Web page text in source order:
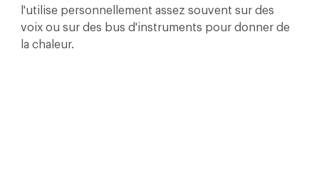
l'utilise personnellement assez souvent sur des
voix ou sur des bus d'instruments pour donner de
la chaleur.